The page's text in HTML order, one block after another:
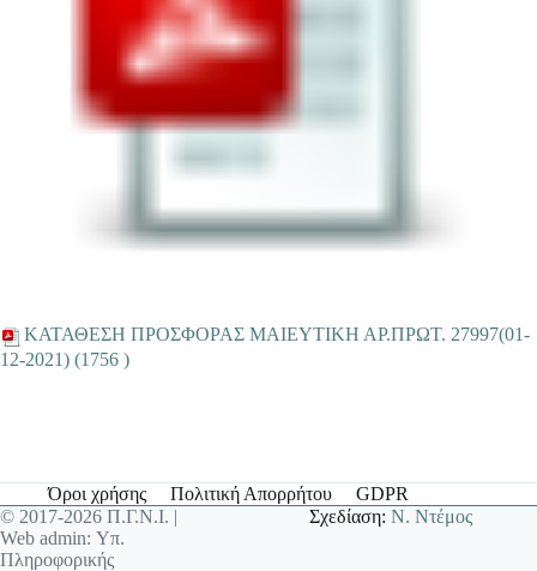
ΚΑΤΑΘΕΣΗ ΠΡΟΣΦΟΡΑΣ ΜΑΙΕΥΤΙΚΗ ΑΡ.ΠΡΩΤ. 27997(01-
12-2021) (1756 )
Όροι χρήσης Πολιτική Απορρήτου
GDPR
© 2017-2026 Π.Γ.Ν.Ι. |
Web admin: Υπ.
Πληροφορικής
Σχεδίαση:Ν. Ντέμος